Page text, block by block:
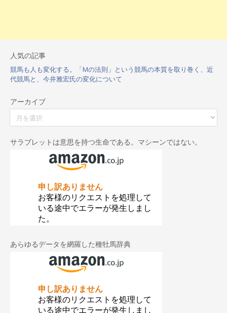
人気の記事
競馬も人も変化する。「Mの法則」という競馬の本質を取り巻く、近
代競馬と、今井雅宏氏の変化について
アーカイブ
イ
サラブレットは意思を持つ生命である。マシーンではない。
あらゆるデータを網羅した種牡馬辞典